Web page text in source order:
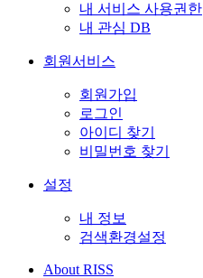
내 서비스 사용권한
내 관심 DB
회원서비스
회원가입
로그인
아이디 찾기
비밀번호 찾기
설정
내 정보
검색환경설정
About RISS